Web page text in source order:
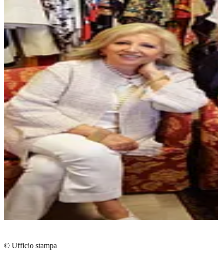
© Ufficio stampa